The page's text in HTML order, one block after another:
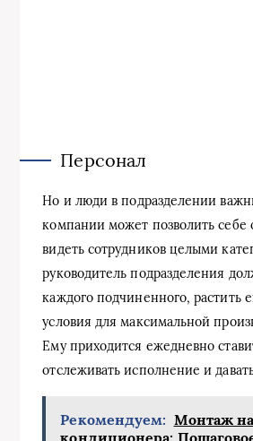
Персонал
Но и люди в подразделении
компании может позволить себе
видеть сотрудников целыми
руководитель подразделения
каждого подчиненного, растить
условия для максимальной
Ему приходится ежедневно
отслеживать исполнение и
Рекомендуем: Монтаж
кондиционера: